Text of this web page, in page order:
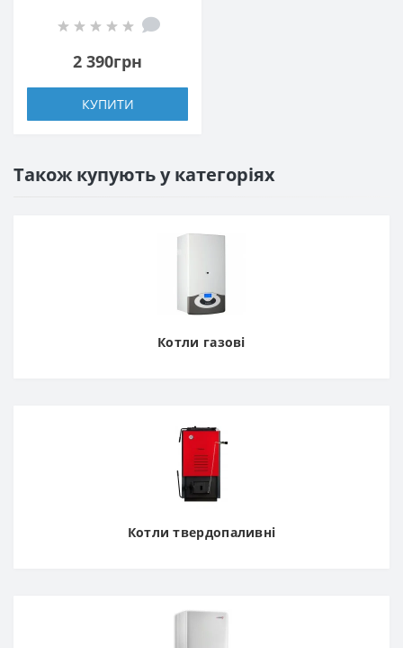
90-033
2 390грн
КУПИТИ
Також купують у категоріях
Котли газові
Котли твердопаливні